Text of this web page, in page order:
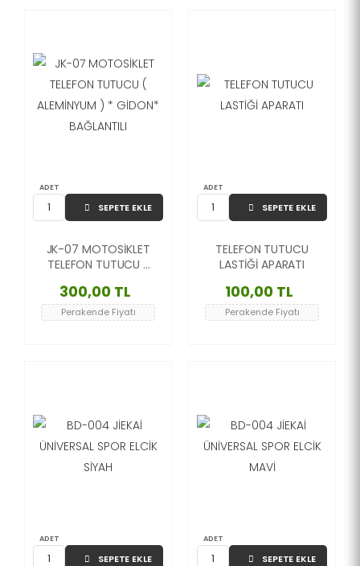
ADET
SEPETE EKLE
JK-07 MOTOSİKLET
TELEFON TUTUCU (
GİDON* BAĞLANTILI
300,00 TL
Perakende Fiyatı
ADET
SEPETE EKLE
TELEFON TUTUCU
LASTİĞİ APARATI
100,00 TL
Perakende Fiyatı
ADET
SEPETE EKLE
ADET
SEPETE EKLE